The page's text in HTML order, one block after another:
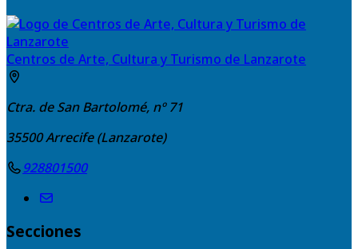
Centros de Arte, Cultura y Turismo de Lanzarote
Ctra. de San Bartolomé, nº 71
35500Arrecife (Lanzarote)
928801500
Secciones